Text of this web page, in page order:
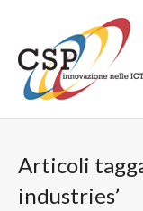
Articoli
industries’